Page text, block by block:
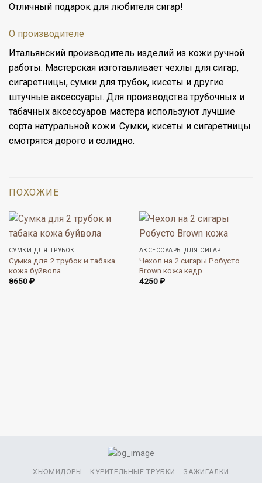
Отличный подарок для любителя сигар!
О производителе
Итальянский производитель изделий из кожи ручной
работы. Мастерская изготавливает чехлы для сигар,
сигаретницы, сумки для трубок, кисеты и другие
штучные аксессуары. Для производства трубочных и
табачных аксессуаров мастера используют лучшие
сорта натуральной кожи. Сумки, кисеты и сигаретницы
смотрятся дорого и солидно.
ПОХОЖИЕ
СУМКИ ДЛЯ ТРУБОК
Сумка для 2 трубок и табака
кожа буйвола
8650₽
АКСЕССУАРЫ ДЛЯ СИГАР
Чехол на 2 сигары Робусто
Brown кожа кедр
4250₽
ХЬЮМИДОРЫ КУРИТЕЛЬНЫЕ ТРУБКИ ЗАЖИГАЛКИ